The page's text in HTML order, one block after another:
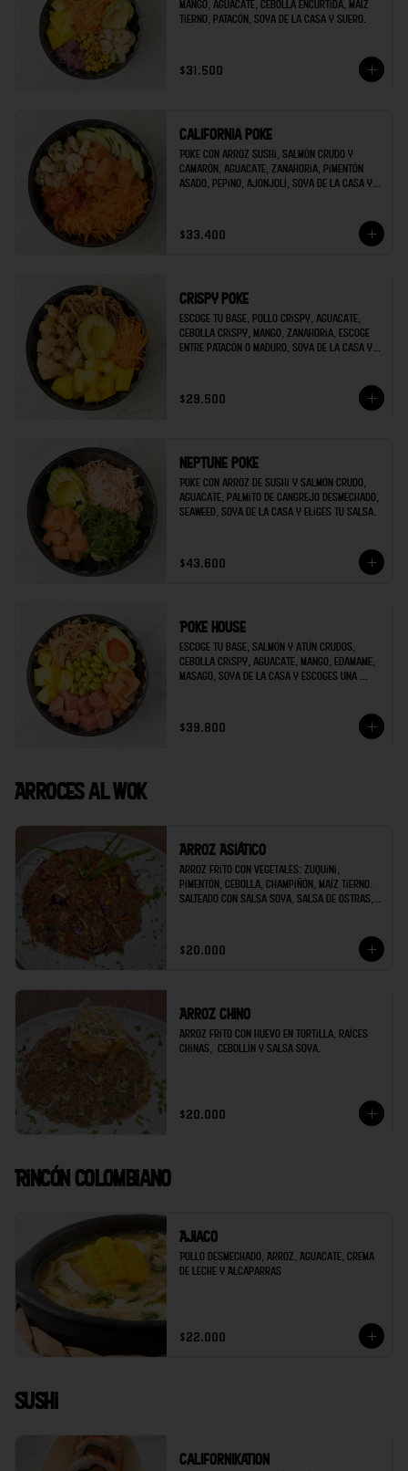
mango, aguacate, cebolla encurtida, maíz
tierno, patacón, soya de la casa y suero.
$31.500
California poke
Poke con arroz sushi, salmón crudo y
camarón, aguacate, zanahoria, pimentón
asado, pepino, ajonjolí, soya de la casa y
$33.400
Crispy poke
Escoge tu base, pollo crispy, aguacate,
cebolla crispy, mango, zanahoria, escoge
entre patacón o maduro, soya de la casa y
$29.500
Neptune poke
Poke con arroz de sushi y salmón crudo,
aguacate, palmito de cangrejo desmechado,
seaweed, soya de la casa y eliges tu salsa.
$43.600
Poke house
Escoge tu base, salmón y atún crudos,
cebolla crispy, aguacate, mango, edamame,
masago, soya de la casa y escoges una
$39.800
Arroces al wok
Arroz Asiático
Arroz frito con vegetales: Zuquini,
pimentón, cebolla, champiñón, maíz tierno.
Salteado con Salsa Soya, Salsa de Ostras,
$20.000
Arroz Chino
Arroz frito con huevo en tortilla, raíces
chinas,  cebollín y salsa soya.
$20.000
Rincón Colombiano
Ajiaco
Pollo desmechado, Arroz, Aguacate, Crema
de Leche y Alcaparras
$22.000
Sushi
Californikation